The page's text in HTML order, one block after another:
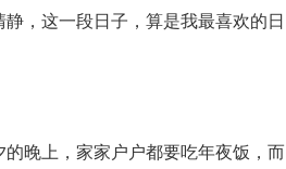
，这一段日子，算是我最喜欢的日
晚上，家家户户都要吃年夜饭，而